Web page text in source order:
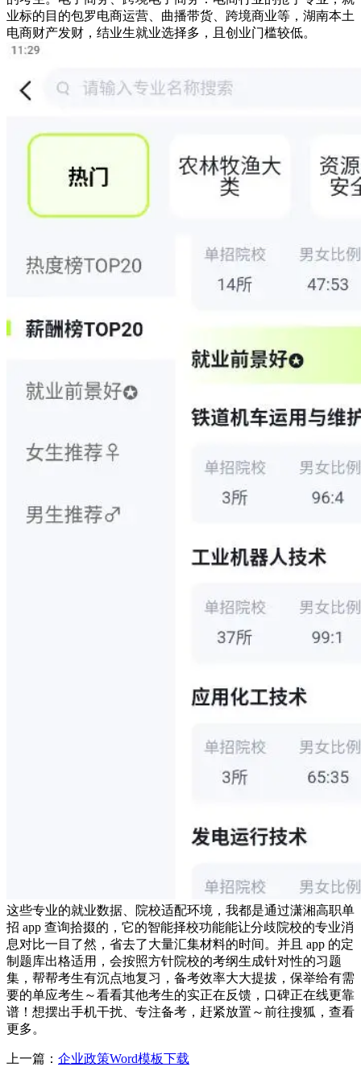
业标的目的包罗电商运营、曲播带货、跨境商业等，湖南本土
电商财产发财，结业生就业选择多，且创业门槛较低。
这些专业的就业数据、院校适配环境，我都是通过潇湘高职单
招 app 查询拾掇的，它的智能择校功能能让分歧院校的专业消
息对比一目了然，省去了大量汇集材料的时间。并且 app 的定
制题库出格适用，会按照方针院校的考纲生成针对性的习题
集，帮帮考生有沉点地复习，备考效率大大提拔，保举给有需
要的单应考生～看看其他考生的实正在反馈，口碑正在线更靠
谱！想摆出手机干扰、专注备考，赶紧放置～前往搜狐，查看
更多。
上一篇： 企业政策Word模板下载